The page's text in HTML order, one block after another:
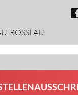
ROSSLAU